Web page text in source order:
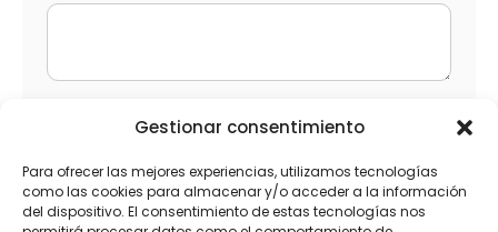
Gestionar consentimiento
Para ofrecer las mejores experiencias, utilizamos tecnologías
como las cookies para almacenar y/o acceder a la información
del dispositivo. El consentimiento de estas tecnologías nos
o
o
s
C
D
*
He leído y acepto laPolítica de privacidad
Enviar